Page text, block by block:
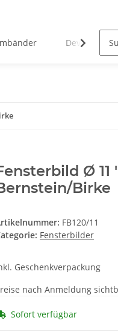
Ø
Birke
FB120/11
Fensterbilder
Geschenkverpackung
nach Anmeldung
Sofort verfügbar